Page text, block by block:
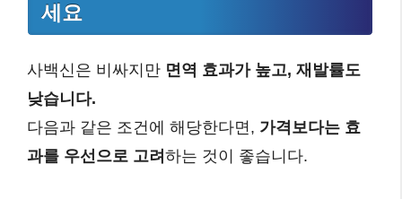
세요
사백신은 비싸지만 면역 효과가 높고, 재발률도
낮습니다.
다음과 같은 조건에 해당한다면, 가격보다는 효
과를 우선으로 고려 하는 것이 좋습니다.